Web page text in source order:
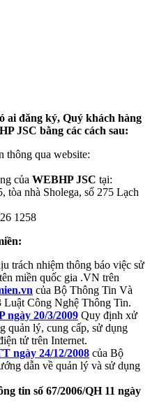
ai đăng ký, Quý khách hàng
JSC bằng các cách sau:
thông qua website:
của WEBHP JSC tại:
tòa nhà Sholega, số 275 Lạch
1258
trách nhiệm thông báo việc sử
miền quốc gia .VN trên
của Bộ Thông Tin Và
Công Nghệ Thông Tin.
ngày 20/3/2009 Quy định xử
quản lý, cung cấp, sử dụng
tử trên Internet.
ngày 24/12/2008 của Bộ
dẫn về quản lý và sử dụng
tin số 67/2006/QH 11 ngày